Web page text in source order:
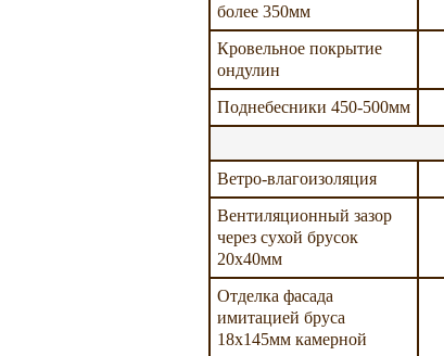
более 350мм
Кровельное покрытие
ондулин
Поднебесники 450-500мм
Ветро-влагоизоляция
Вентиляционный зазор
через сухой брусок
20х40мм
Отделка фасада
имитацией бруса
18х145мм камерной